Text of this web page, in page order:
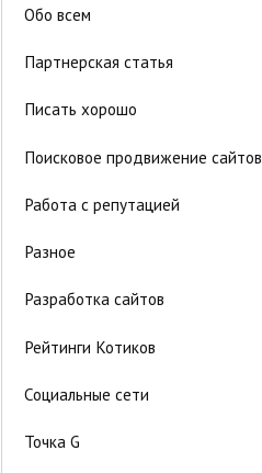
Обо всем
Партнерская статья
Писать хорошо
Поисковое продвижение сайтов
Работа с репутацией
Разное
Разработка сайтов
Рейтинги Котиков
Социальные сети
Точка G